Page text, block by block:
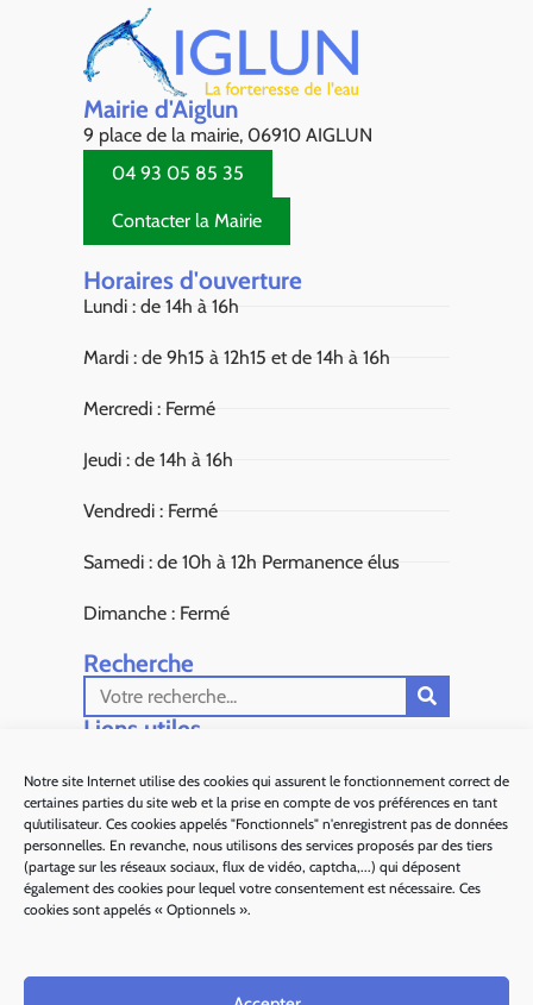
Notre site Internet utilise des cookies qui assurent le fonctionnement correct de
certaines parties du site web et la prise en compte de vos préférences en tant
qu’utilisateur. Ces cookies appelés "Fonctionnels" n'enregistrent pas de données
personnelles. En revanche, nous utilisons des services proposés par des tiers
(partage sur les réseaux sociaux, flux de vidéo, captcha,...) qui déposent
également des cookies pour lequel votre consentement est nécessaire. Ces
cookies sont appelés « Optionnels ».
Mairie d'Aiglun
9 place de la mairie, 06910 AIGLUN
04 93 05 85 35
Contacter la Mairie
Horaires d'ouverture
Lundi : de 14h à 16h
Mardi : de 9h15 à 12h15 et de 14h à 16h
Mercredi : Fermé
Jeudi : de 14h à 16h
Vendredi : Fermé
Samedi : de 10h à 12h Permanence élus
Dimanche : Fermé
Recherche
Liens utiles​
Sous Préfecture de Grasse
Département 06
Alpes d'Azur Tourisme